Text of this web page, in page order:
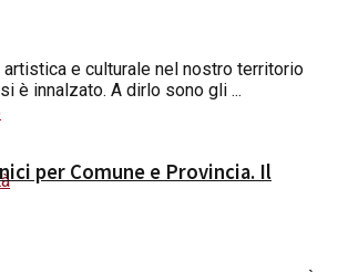
e culturale nel nostro territorio
è innalzato. A dirlo sono gli ...
per Comune e Provincia. Il